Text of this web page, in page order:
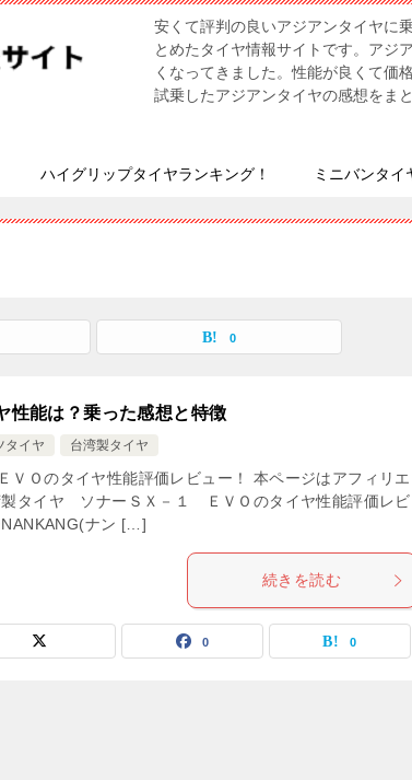
安くて評判の良いアジアンタイヤに
とめたタイヤ情報サイトです。アジ
くなってきました。性能が良くて価
試乗したアジアンタイヤの感想をま
ハイグリップタイヤランキング！ ミニバンタイ
0
能は？乗った感想と特徴
タイヤ 台湾製タイヤ
Ｏのタイヤ性能評価レビュー！ 本ページはアフィリエ
製タイヤ ソナーＳＸ－１ ＥＶＯのタイヤ性能評価レビ
NANKANG(ナン […]
続きを読む
0 0